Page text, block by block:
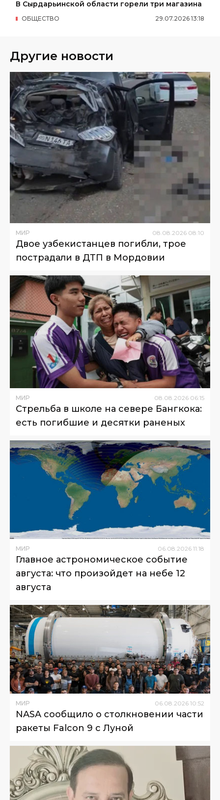
В Сырдарьинской области горели три магазина
29.07.2026 13:18
ОБЩЕСТВО
Другие новости
МИР 08 08 2026 08:10
Двое узбекистанцев погибли, трое
пострадали в ДТП в Мордовии
МИР 08.08.2026 06:15
Стрельба в школе на севере Бангкока:
есть погибшие и десятки раненых
МИР 06 08 2026 11:18
Главное астрономическое событие
августа: что произойдет на небе 12
августа
МИР 06.08.2026 10:52
NASA сообщило о столкновении части
ракеты Falcon 9 с Луной